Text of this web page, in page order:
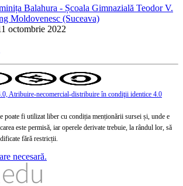
Balahura - Școala Gimnazială Teodor V.
Moldovenesc (Suceava)
octombrie 2022
Atribuire-necomercial-distribuire în condiţii identice 4.0
poate fi utilizat liber cu condiția menționării sursei și, unde e
este permisă, iar operele derivate trebuie, la rândul lor, să
fără restricții.
necesară.